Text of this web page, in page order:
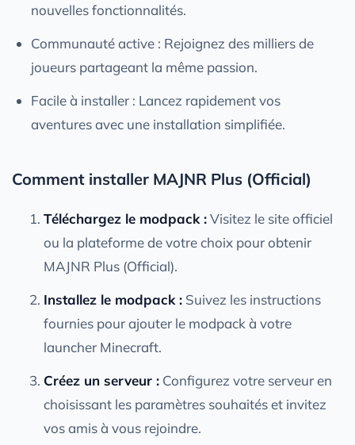
nouvelles fonctionnalités.
Communauté active : Rejoignez des milliers de
joueurs partageant la même passion.
Facile à installer : Lancez rapidement vos
aventures avec une installation simplifiée.
Comment installer MAJNR Plus (Official)
Téléchargez le modpack :Visitez le site officiel
ou la plateforme de votre choix pour obtenir
MAJNR Plus (Official).
Installez le modpack : Suivez les instructions
fournies pour ajouter le modpack à votre
launcher Minecraft.
Créez un serveur : Configurez votre serveur en
choisissant les paramètres souhaités et invitez
vos amis à vous rejoindre.